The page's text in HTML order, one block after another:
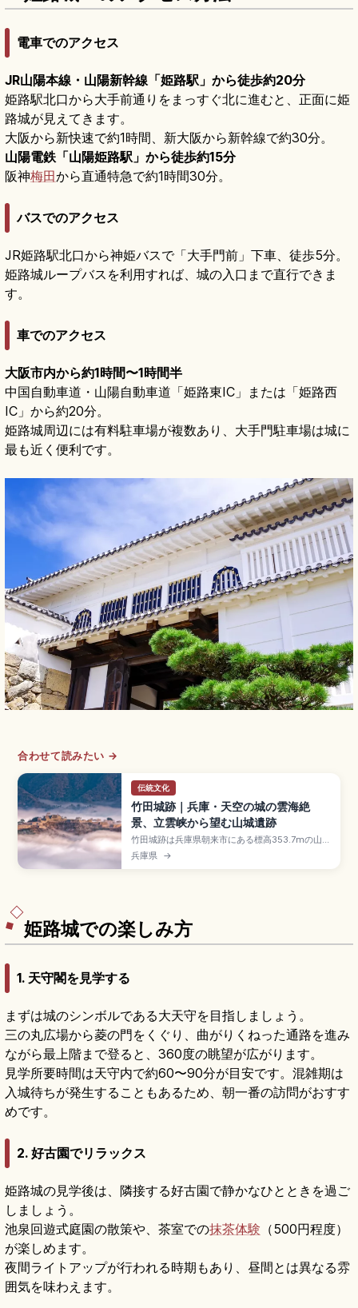
電車でのアクセス
JR山陽本線・山陽新幹線「姫路駅」から徒歩約20分
姫路駅北口から大手前通りをまっすぐ北に進むと、正面に姫
路城が見えてきます。
大阪から新快速で約1時間、新大阪から新幹線で約30分。
山陽電鉄「山陽姫路駅」から徒歩約15分
阪神梅田から直通特急で約1時間30分。
バスでのアクセス
JR姫路駅北口から神姫バスで「大手門前」下車、徒歩5分。
姫路城ループバスを利用すれば、城の入口まで直行できま
す。
車でのアクセス
大阪市内から約1時間〜1時間半
中国自動車道・山陽自動車道「姫路東IC」または「姫路西
IC」から約20分。
姫路城周辺には有料駐車場が複数あり、大手門駐車場は城に
最も近く便利です。
合わせて読みたい →
伝統文化
竹田城跡｜兵庫・天空の城の雲海絶
景、立雲峡から望む山城遺跡
竹田城跡は兵庫県朝来市にある標高353.7mの山城
遺跡で、「天空の城」「日本のマチュピチュ」と
称される雲海の絶景で知られます。1443年頃に但
兵庫県 →
姫路城での楽しみ方
1. 天守閣を見学する
まずは城のシンボルである大天守を目指しましょう。
三の丸広場から菱の門をくぐり、曲がりくねった通路を進み
ながら最上階まで登ると、360度の眺望が広がります。
見学所要時間は天守内で約60〜90分が目安です。混雑期は
入城待ちが発生することもあるため、朝一番の訪問がおすす
めです。
2. 好古園でリラックス
姫路城の見学後は、隣接する好古園で静かなひとときを過ご
しましょう。
池泉回遊式庭園の散策や、茶室での抹茶体験 （500円程度）
が楽しめます。
夜間ライトアップが行われる時期もあり、昼間とは異なる雰
囲気を味わえます。